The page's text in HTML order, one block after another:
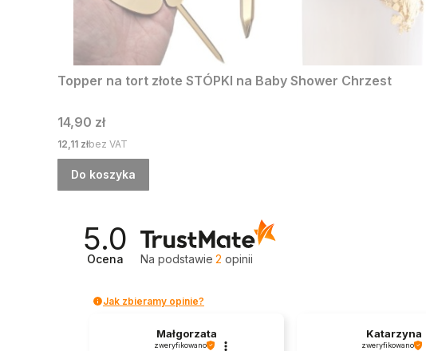
Topper na tort złote STÓPKI na Baby Shower Chrzest
Cena
14,90 zł
Cena
12,11 złbez VAT
Do koszyka
5.0
Ocena Na podstawie 2 opinii
Jak zbieramy opinie?
Małgorzata
zweryfikowano
Katarzyna
zweryfikowano